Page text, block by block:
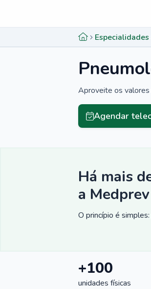
Especialidades
Aproveite os valores
Agendar
Há mais
a
O princípio é
+100
unidades físicas